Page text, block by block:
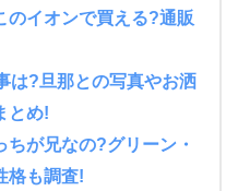
のイオンで買える?通販
は?旦那との写真やお洒
とめ!
が兄なの?グリーン・
格も調査!